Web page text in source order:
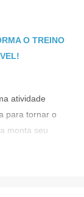
O TREINO
atividade
para tornar o
monta seu
e submarino